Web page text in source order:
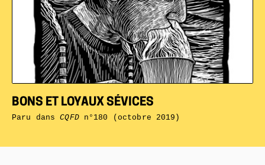
BONS ET LOYAUX SÉVICES
Paru dansCQFDn°180 (octobre 2019)